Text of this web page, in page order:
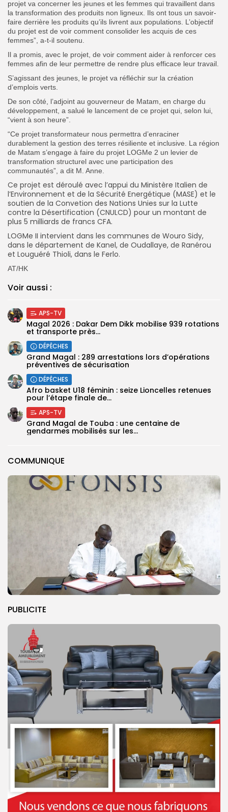
COMMUNIQUE
PUBLICITE
projet va concerner les jeunes et les femmes qui travaillent dans
la transformation des produits non ligneux. Ils ont tous un savoir-
faire derrière les produits qu’ils livrent aux populations. L’objectif
du projet est de voir comment consolider les acquis de ces
femmes”, a-t-il soutenu.
Il a promis, avec le projet, de voir comment aider à renforcer ces
femmes afin de leur permettre de rendre plus efficace leur travail.
S’agissant des jeunes, le projet va réfléchir sur la création
d’emplois verts.
De son côté, l’adjoint au gouverneur de Matam, en charge du
développement, a salué le lancement de ce projet qui, selon lui,
“vient à son heure”.
“Ce projet transformateur nous permettra d’enraciner
durablement la gestion des terres résiliente et inclusive. La région
de Matam s’engage à faire du projet LOGMe 2 un levier de
transformation structurel avec une participation des
communautés”, a dit M. Anne.
Ce projet est déroulé avec l’appui du Ministère Italien de
l’Environnement et de la Sécurité Energétique (MASE) et le
soutien de la Convetion des Nations Unies sur la Lutte
contre la Désertification (CNULCD) pour un montant de
plus 5 milliards de francs CFA.
LOGMe II intervient dans les communes de Wouro Sidy,
dans le département de Kanel, de Oudallaye, de Ranérou
et Louguéré Thioli, dans le Ferlo.
AT/HK
Voir aussi :
APS-TV
Magal 2026 : Dakar Dem Dikk mobilise 939 rotations
et transporte près...
DÉPÊCHES
Grand Magal : 289 arrestations lors d’opérations
préventives de sécurisation
DÉPÊCHES
‎Afro basket U18 féminin : seize Lioncelles retenues
pour l’étape finale de...
APS-TV
Grand Magal de Touba : une centaine de
gendarmes mobilisés sur les...